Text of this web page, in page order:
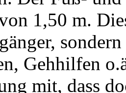
1,50 m.
Gehhilfen
mit, dass